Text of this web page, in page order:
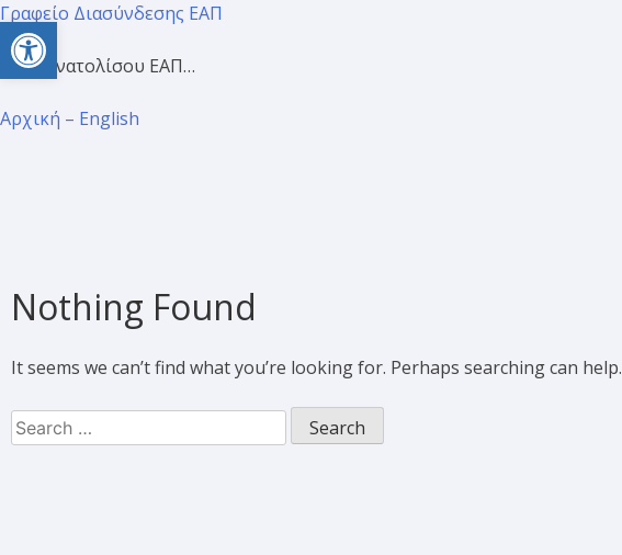
Open toolbar
Γραφείο Διασύνδεσης ΕΑΠ
Προσανατολίσου ΕΑΠ…
Αρχική – English
Nothing Found
It seems we can’t find what you’re looking for. Perhaps searching can help.